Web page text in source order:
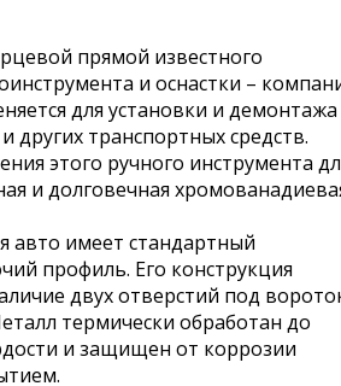
прямой известного
и оснастки –
для установки и демонтажа
других транспортных средств.
этого ручного инструмента
и долговечная
авто имеет стандартный
профиль. Его конструкция
двух отверстий под
термически обработан до
и защищен от коррозии